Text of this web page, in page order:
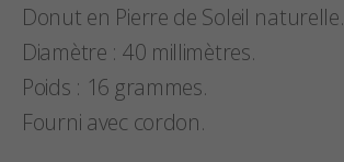
Donut en Pierre de Soleil naturelle.
Diamètre : 40 millimètres.
Poids : 16 grammes.
Fourni avec cordon.